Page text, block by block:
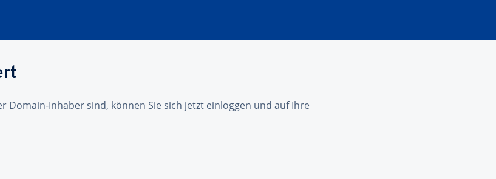
Domain-Inhaber sind, können Sie sich jetzt einloggen und auf Ihre